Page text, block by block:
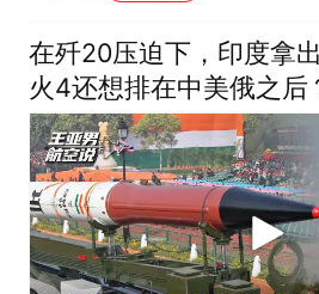
在歼20压迫下，印度拿
火4还想排在中美俄之后